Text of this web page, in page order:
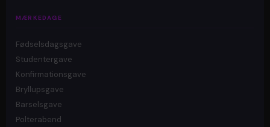
MÆRKEDAGE
Fødselsdagsgave
Studentergave
Konfirmationsgave
Bryllupsgave
Barselsgave
Polterabend